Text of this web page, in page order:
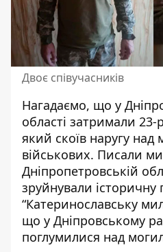
Двоє співучасників
Нагадаємо, що у
області затримали 23-
який скоїв наругу над
військових. Писали
Дніпропетровській
зруйнували історичну
“Катеринославську
що у Дніпровському
поглумилися над